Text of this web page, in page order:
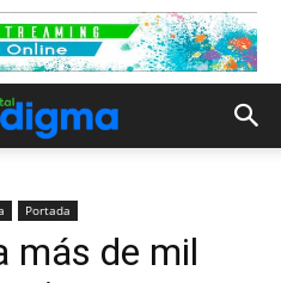
Portada
más de mil